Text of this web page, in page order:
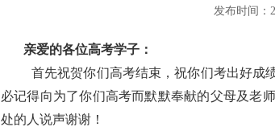
发布时间：
亲爱的各位高考学子：
首先祝贺你们高考结束，祝你们考出好成
必记得向为了你们高考而默默奉献的父母及老
处的人说声谢谢！